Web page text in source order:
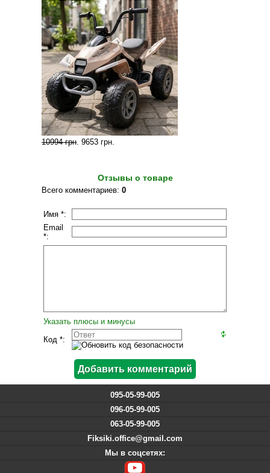
10994 грн. 9653 грн.
Отзывы о товаре
Всего комментариев: 0
Имя *:
Email
*:
Указать плюсы и минусы
Код *:
095-05-99-005
096-05-99-005
063-05-99-005
Fiksiki.office@gmail.com
Мы в соцсетях: